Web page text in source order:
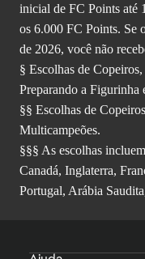
inicial de FC Points até
os 6.000 FC Points. Se
de 2026, você não
§ Escolhas de
Preparando a
§§ Escolhas de
Multicampeões.
§§§ As escolhas
Canadá, Inglaterra,
Portugal, Arábia